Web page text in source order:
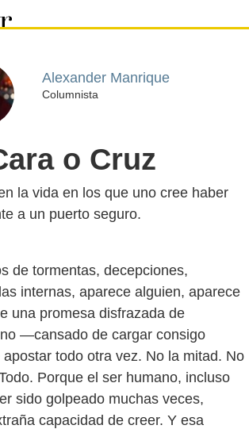
Alexander Manrique
Columnista
o Cruz
la vida en los que uno cree haber
de tormentas, decepciones,
internas, aparece alguien, aparece
una promesa disfrazada de
—cansado de cargar consigo
todo otra vez. No la mitad. No
Porque el ser humano, incluso
sido golpeado muchas veces,
capacidad de creer. Y esa